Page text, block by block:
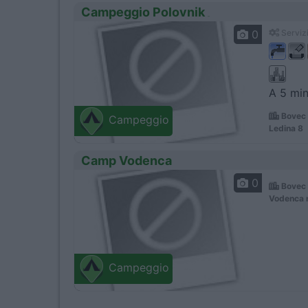
Campeggio Polovnik
Campeggio
0
A 5
Bovec
Ledina 8
Camp Vodenca
Campeggio
0
Bovec
Vodenca